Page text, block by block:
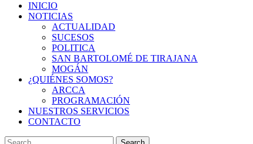
INICIO
NOTICIAS
ACTUALIDAD
SUCESOS
POLITICA
SAN BARTOLOMÉ DE TIRAJANA
MOGÁN
¿QUIÉNES SOMOS?
ARCCA
PROGRAMACIÓN
NUESTROS SERVICIOS
CONTACTO